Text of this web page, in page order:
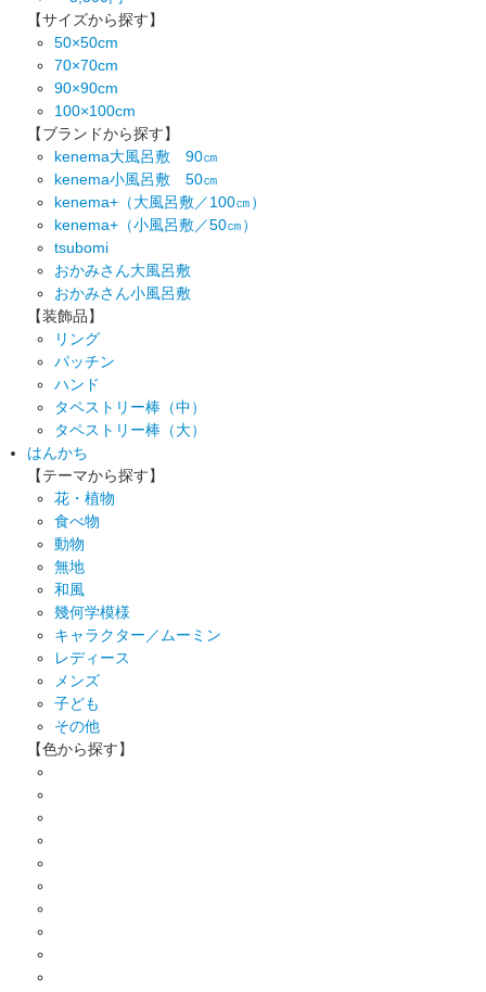
【サイズから探す】
50×50cm
70×70cm
90×90cm
100×100cm
【ブランドから探す】
kenema大風呂敷 90㎝
kenema小風呂敷 50㎝
kenema+（大風呂敷／100㎝）
kenema+（小風呂敷／50㎝）
tsubomi
おかみさん大風呂敷
おかみさん小風呂敷
【装飾品】
リング
パッチン
ハンド
タペストリー棒（中）
タペストリー棒（大）
はんかち
【テーマから探す】
花・植物
食べ物
動物
無地
和風
幾何学模様
キャラクター／ムーミン
レディース
メンズ
子ども
その他
【色から探す】